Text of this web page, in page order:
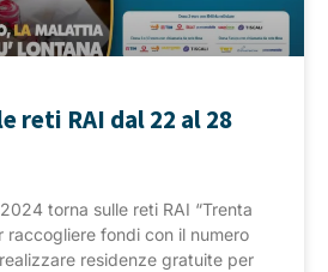
reti RAI dal 22 al 28
torna sulle reti RAI “Trenta
raccogliere fondi con il numero
residenze gratuite per